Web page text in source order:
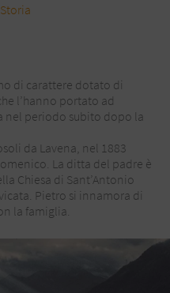
di carattere dotato di
l’hanno portato ad
nel periodo subito dopo la
da Lavena, nel 1883
La ditta del padre è
Chiesa di Sant’Antonio
Pietro si innamora di
la famiglia.